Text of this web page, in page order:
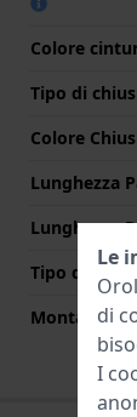
Colore
Tipo di
Colore
Lunghezza
Lunghezza
Tipo di
Montatura
Le
di
I